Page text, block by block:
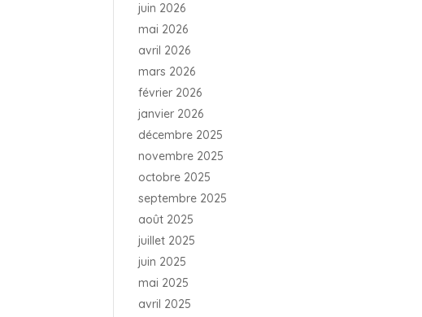
juin 2026
mai 2026
avril 2026
mars 2026
février 2026
janvier 2026
décembre 2025
novembre 2025
octobre 2025
septembre 2025
août 2025
juillet 2025
juin 2025
mai 2025
avril 2025